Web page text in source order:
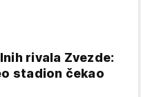
rivala Zvezde:
stadion čekao